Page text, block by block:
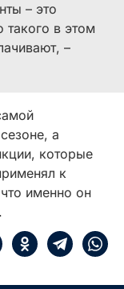
– это
такого в этом
–
а
которые
к
именно он